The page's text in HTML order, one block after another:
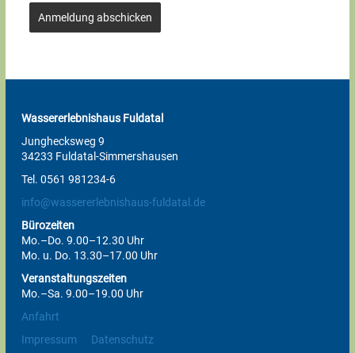
Anmeldung abschicken
Wassererlebnishaus Fuldatal
Junghecksweg 9
34233 Fuldatal-Simmershausen
Tel. 0561 981234-6
info@wassererlebnishaus-fuldatal.de
Bürozeiten
Mo.–Do. 9.00–12.30 Uhr
Mo. u. Do. 13.30–17.00 Uhr
Veranstaltungszeiten
Mo.–Sa. 9.00–19.00 Uhr
Anfahrt
Impressum
Datenschutz